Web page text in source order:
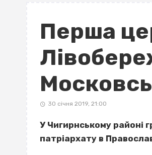
Перша
30 січня 2019, 21:00
У Чигирнському районі
патріархату в